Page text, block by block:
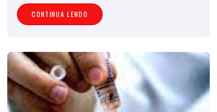
CONTINUA LENDO